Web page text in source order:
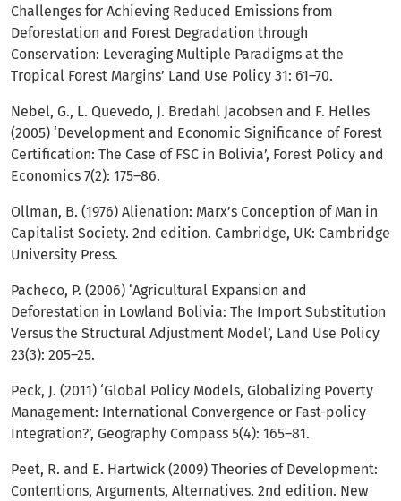
Challenges for Achieving Reduced Emissions from
Deforestation and Forest Degradation through
Conservation: Leveraging Multiple Paradigms at the
Tropical Forest Margins’ Land Use Policy 31: 61–70.
Nebel, G., L. Quevedo, J. Bredahl Jacobsen and F. Helles
(2005) ‘Development and Economic Significance of Forest
Certification: The Case of FSC in Bolivia’, Forest Policy and
Economics 7(2): 175–86.
Ollman, B. (1976) Alienation: Marx’s Conception of Man in
Capitalist Society. 2nd edition. Cambridge, UK: Cambridge
University Press.
Pacheco, P. (2006) ‘Agricultural Expansion and
Deforestation in Lowland Bolivia: The Import Substitution
Versus the Structural Adjustment Model’, Land Use Policy
23(3): 205–25.
Peck, J. (2011) ‘Global Policy Models, Globalizing Poverty
Management: International Convergence or Fast-policy
Integration?’, Geography Compass 5(4): 165–81.
Peet, R. and E. Hartwick (2009) Theories of Development:
Contentions, Arguments, Alternatives. 2nd edition. New